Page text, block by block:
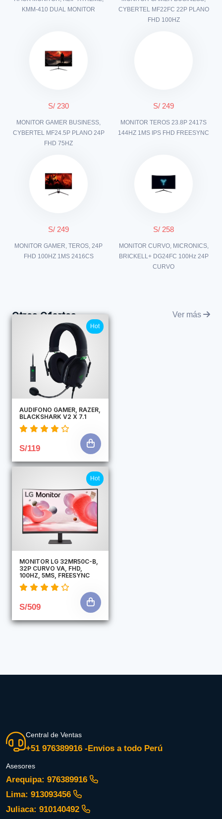
KMM-410 DUAL MONITOR
CYBERTEL MF22FC 22P PLANO
FHD 100HZ
S/ 230
MONITOR GAMER BUSINESS,
CYBERTEL MF24.5P PLANO 24P
FHD 75HZ
S/ 249
MONITOR TEROS 23.8P 2417S
144HZ 1MS IPS FHD FREESYNC
S/ 249
MONITOR GAMER, TEROS, 24P
FHD 100HZ 1MS 2416CS
S/ 258
MONITOR CURVO, MICRONICS,
BRICKELL+ DG24FC 100Hz 24P
CURVO
Otras Ofertas Ver más
Hot
AUDIFONO GAMER, RAZER,
BLACKSHARK V2 X 7.1
S/119
Hot
MONITOR LG 32MR50C-B,
32P CURVO VA, FHD,
100HZ, 5MS, FREESYNC
S/509
Central de Ventas
+51 976389916 -Envios a todo Perú
Asesores
Arequipa: 976389916
Lima: 913093456
Juliaca: 910140492